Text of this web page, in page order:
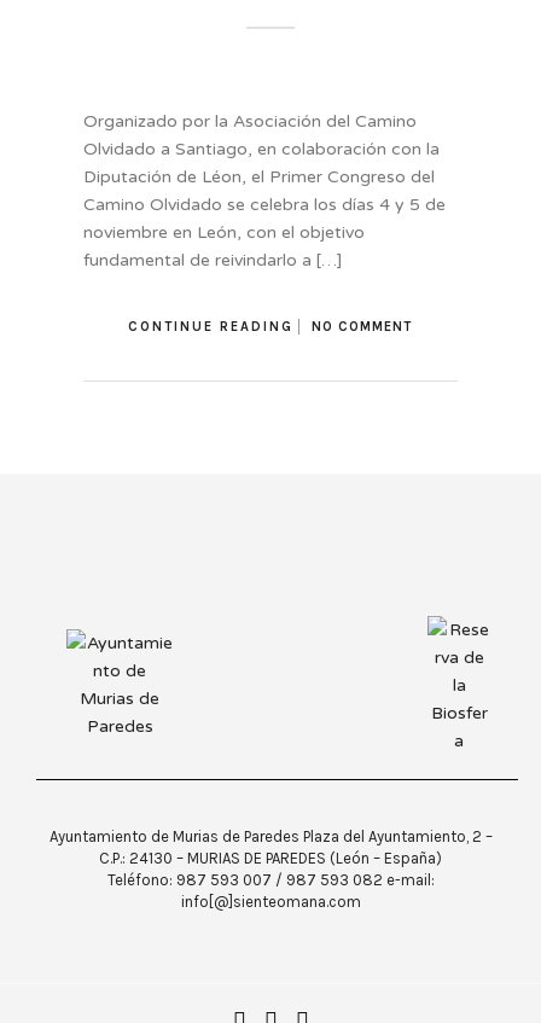
Organizado por la Asociación del Camino
Olvidado a Santiago, en colaboración con la
Diputación de Léon, el Primer Congreso del
Camino Olvidado se celebra los días 4 y 5 de
noviembre en León, con el objetivo
fundamental de reivindarlo a […]
CONTINUE READING NO COMMENT
Ayuntamiento de Murias de Paredes Plaza del Ayuntamiento, 2 –
C.P.: 24130 – MURIAS DE PAREDES (León – España)
Teléfono: 987 593 007 / 987 593 082 e-mail:
info[@]sienteomana.com